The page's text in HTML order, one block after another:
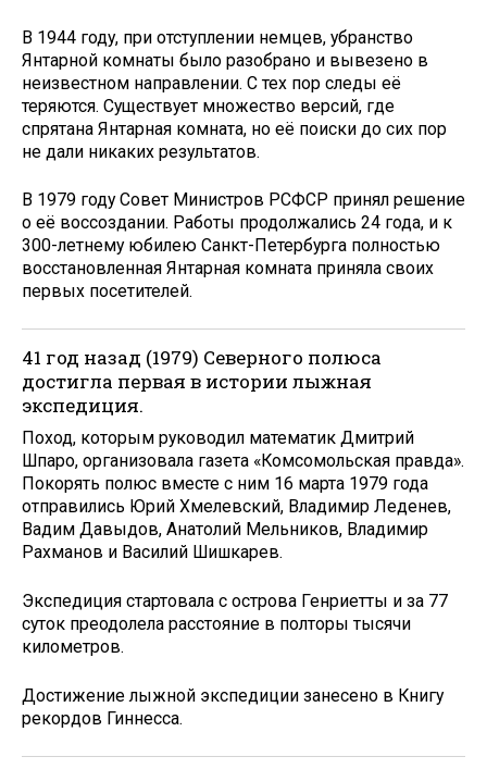
В 1944 году, при отступлении немцев, убранство
Янтарной комнаты было разобрано и вывезено в
неизвестном направлении. С тех пор следы её
теряются. Существует множество версий, где
спрятана Янтарная комната, но её поиски до сих пор
не дали никаких результатов.
В 1979 году Совет Министров РСФСР принял решение
о её воссоздании. Работы продолжались 24 года, и к
300-летнему юбилею Санкт-Петербурга полностью
восстановленная Янтарная комната приняла своих
первых посетителей.
41 год назад (1979) Северного полюса
достигла первая в истории лыжная
экспедиция.
Поход, которым руководил математик Дмитрий
Шпаро, организовала газета «Комсомольская правда».
Покорять полюс вместе с ним 16 марта 1979 года
отправились Юрий Хмелевский, Владимир Леденев,
Вадим Давыдов, Анатолий Мельников, Владимир
Рахманов и Василий Шишкарев.
Экспедиция стартовала с острова Генриетты и за 77
суток преодолела расстояние в полторы тысячи
километров.
Достижение лыжной экспедиции занесено в Книгу
рекордов Гиннесса.